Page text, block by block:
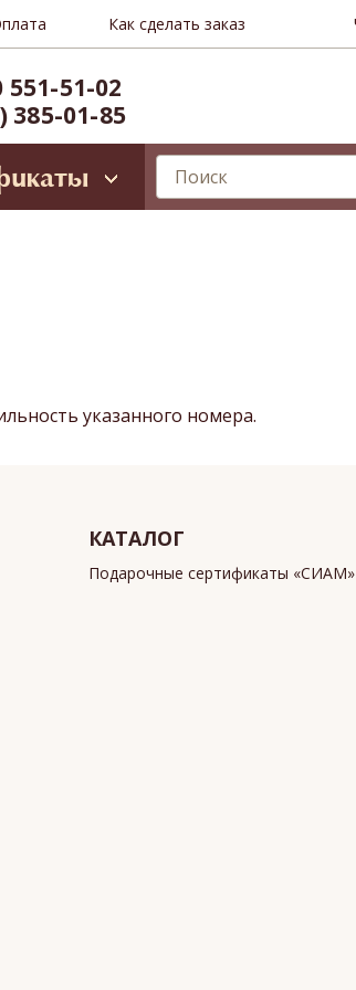
Как сделать заказ
551-51-02
385-01-85
8)
60)
указанного номера.
КАТАЛОГ
Подарочные сертификаты «СИАМ»